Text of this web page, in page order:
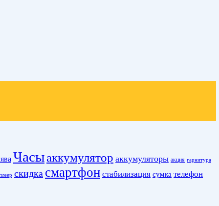
Часыаккумулятор аккумуляторы акция гарнитура
скидка смартфон стабилизация сумка телефон